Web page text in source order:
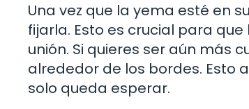
Una vez que la yema esté en
fijarla. Esto es crucial para
unión. Si quieres ser aún más
alrededor de los bordes. Esto
solo queda esperar.